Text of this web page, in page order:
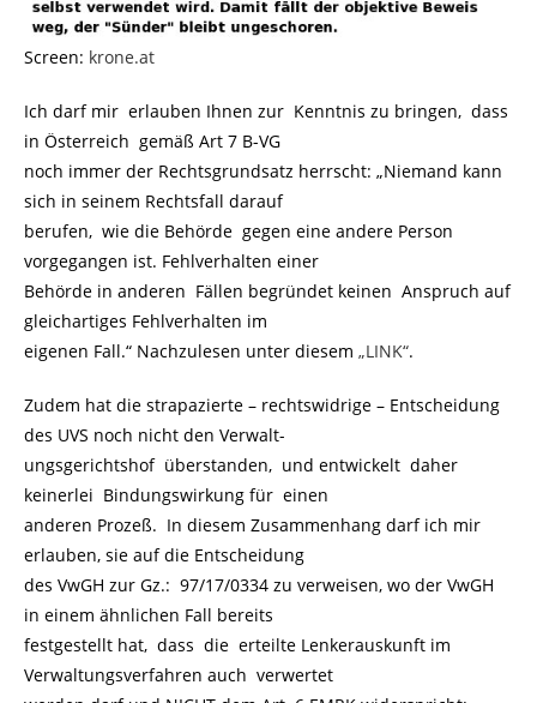
Screen: krone.at
Ich darf mir erlauben Ihnen zur Kenntnis zu bringen, dass
in Österreich gemäß Art 7 B-VG
noch immer der Rechtsgrundsatz herrscht: „Niemand kann
sich in seinem Rechtsfall darauf
berufen, wie die Behörde gegen eine andere Person
vorgegangen ist. Fehlverhalten einer
Behörde in anderen Fällen begründet keinen Anspruch auf
gleichartiges Fehlverhalten im
eigenen Fall.“ Nachzulesen unter diesem „LINK“.
Zudem hat die strapazierte – rechtswidrige – Entscheidung
des UVS noch nicht den Verwalt-
ungsgerichtshof überstanden, und entwickelt daher
keinerlei Bindungswirkung für einen
anderen Prozeß. In diesem Zusammenhang darf ich mir
erlauben, sie auf die Entscheidung
des VwGH zur Gz.: 97/17/0334 zu verweisen, wo der VwGH
in einem ähnlichen Fall bereits
festgestellt hat, dass die erteilte Lenkerauskunft im
Verwaltungsverfahren auch verwertet